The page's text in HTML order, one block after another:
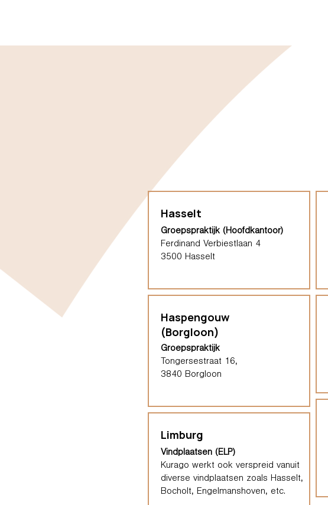
Hasselt
Groepspraktijk (Hoofdkantoor)
Ferdinand Verbiestlaan 4
3500 Hasselt
Haspengouw
(Borgloon)
Groepspraktijk
Tongersestraat 16,
3840 Borgloon
Limburg
Vindplaatsen (ELP)
Kurago werkt ook verspreid vanuit
diverse vindplaatsen zoals Hasselt,
Bocholt, Engelmanshoven, etc.